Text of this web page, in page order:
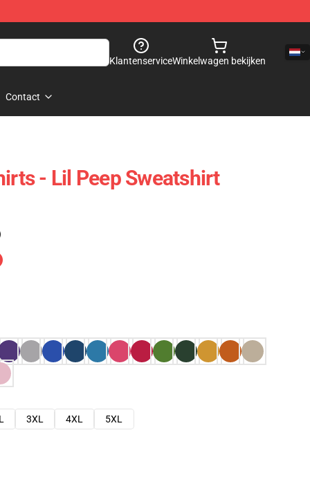
KlantenserviceWinkelwagen bekijken
Contact
- Lil Peep Sweatshirt
3XL 4XL
5XL